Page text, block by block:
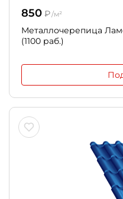
850 ₽/м²
Металлочерепица
(1100 раб.)